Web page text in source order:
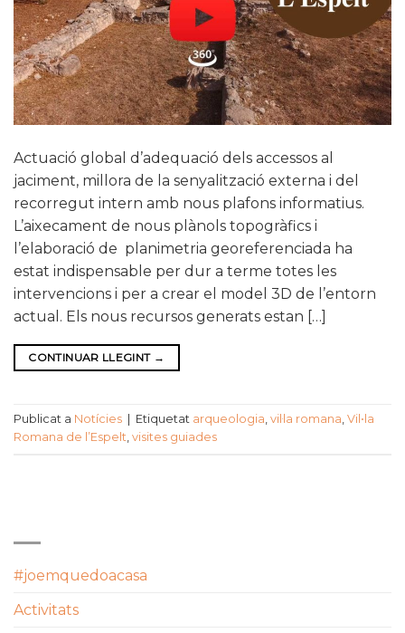
Actuació global d’adequació dels accessos al
jaciment, millora de la senyalització externa i del
recorregut intern amb nous plafons informatius.
L’aixecament de nous plànols topogràfics i
l’elaboració de planimetria georeferenciada ha
estat indispensable per dur a terme totes les
intervencions i per a crear el model 3D de l’entorn
actual. Els nous recursos generats estan […]
CONTINUAR LLEGINT →
Publicat a Notícies Etiquetat arqueologia, vil·la romana, Vil•la
Romana de l’Espelt, visites guiades
#joemquedoacasa
Activitats